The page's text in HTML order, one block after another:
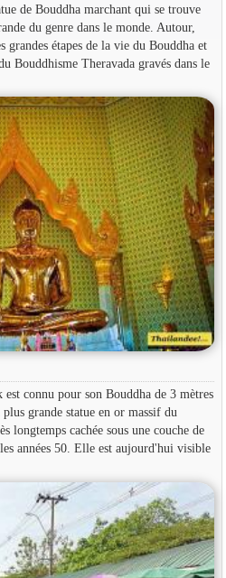
de Bouddha marchant qui se trouve
du genre dans le monde. Autour,
grandes étapes de la vie du Bouddha et
Bouddhisme Theravada gravés dans le
connu pour son Bouddha de 3 mètres
grande statue en or massif du
longtemps cachée sous une couche de
années 50. Elle est aujourd'hui visible